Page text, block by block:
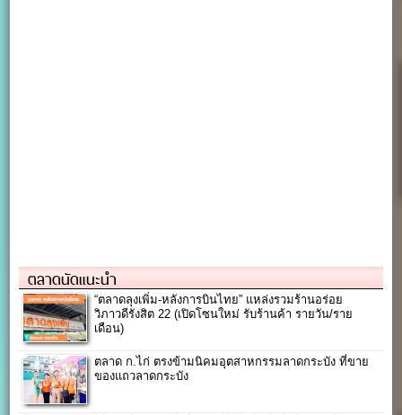
ตลาดนัดแนะนำ
“ตลาดลุงเพิ่ม-หลังการบินไทย” แหล่งรวมร้านอร่อย
วิภาวดีรังสิต 22 (เปิดโซนใหม่ รับร้านค้า รายวัน/ราย
เดือน)
ตลาด ก.ไก่ ตรงข้ามนิคมอุตสาหกรรมลาดกระบัง ที่ขาย
ของแถวลาดกระบัง